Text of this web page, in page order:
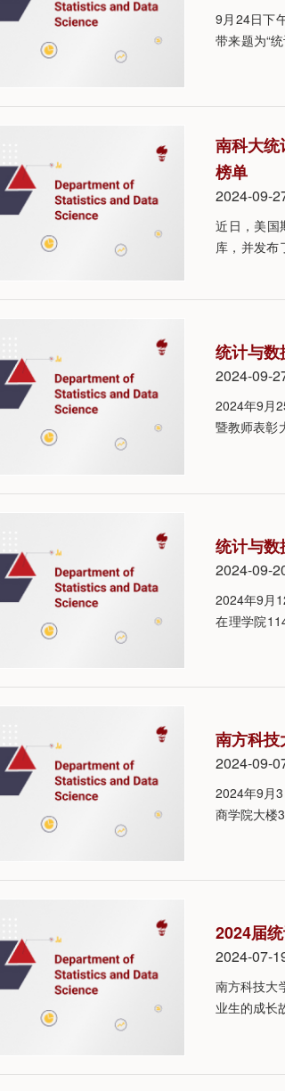
9月24日下
带来题为“
南科大
榜单
2024-09-
近日，美国
库，并发布
该榜单基
统计与
2024-09-
2024年9月
暨教师表彰
励全体教
杨丽丽获“
统计与
2024-09-
2024年9月
在理学院
南方科
2024-09-
2024年9月
商学院大楼
2024届
2024-07-
南方科技大
业生的成长